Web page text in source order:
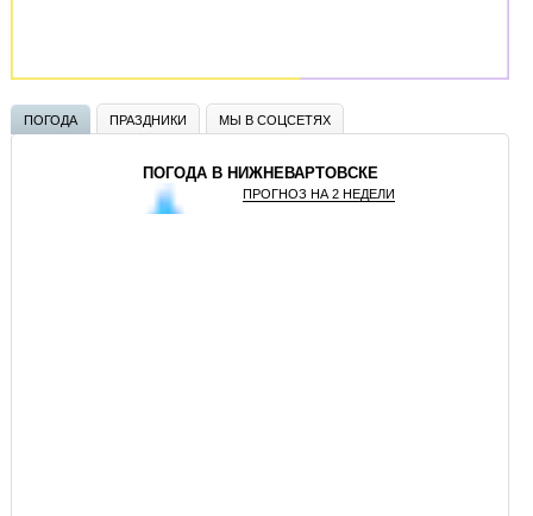
ПОГОДА ПРАЗДНИКИ МЫ В СОЦСЕТЯХ
ПОГОДА В НИЖНЕВАРТОВСКЕ
ПРОГНОЗ НА 2 НЕДЕЛИ